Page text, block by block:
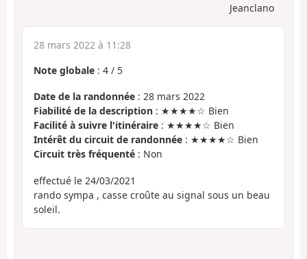
Jeanclano
28 mars 2022 à 11:28
Note globale : 4 / 5
Date de la randonnée : 28 mars 2022
Fiabilité de la description : ★★★★☆ Bien
Facilité à suivre l'itinéraire : ★★★★☆ Bien
Intérêt du circuit de randonnée : ★★★★☆ Bien
Circuit très fréquenté : Non
effectué le 24/03/2021
rando sympa , casse croûte au signal sous un beau
soleil.